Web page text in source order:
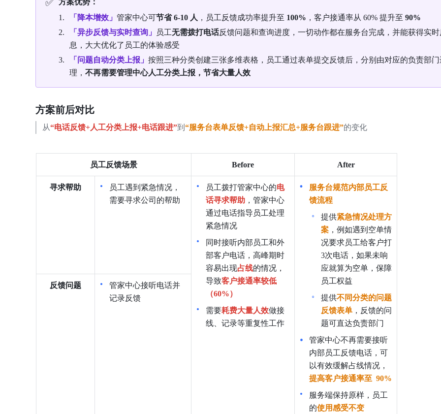
✅
方案优势：
「降本增效」 管家中心可节省 6-10 人 ，员工反馈成功率提升至 100% ，客户接通率从 60% 提升至 90%
「异步反馈与实时查询」
员工无需拨打电话反馈问题和查询进度，一切动作都在服务台完成，并能获得实
息，大大优化了员工的体验感受
「问题自动分类上报」 按照三种分类创建三张多维表格，员工通过表单提交反馈后，分别由对应的负责部门
理， 不再需要管理中心人工分类上报，节省大量人效
方案前后对比
从“电话反馈+人工分类上报+电话跟进”到 “服务台表单反馈+自动上报汇总+服务台跟进”的变化
员工反馈场景 Before After
寻求帮助
员工遇到紧急情况，
需要寻求公司的帮助
员工拨打管家中心的电
话寻求帮助 ，管家中心
通过电话指导员工处理
紧急情况
同时接听内部员工和外
部客户电话，高峰期时
容易出现占线的情况，
导致客户接通率较低
（60%）
需要耗费大量人效做接
线、记录等重复性工作
服务台规范内部员工反
馈流程
提供紧急情况处理方
案 ，例如遇到空单情
况要求员工给客户打
3次电话，如果未响
应就算为空单，保障
员工权益
提供不同分类的问题
反馈表单 ，反馈的问
题可直达负责部门
管家中心不再需要接听
内部员工反馈电话，可
以有效缓解占线情况，
提高客户接通率至 90%
服务端保持原样，员工
的使用感受不变
反馈问题
管家中心接听电话并
记录反馈